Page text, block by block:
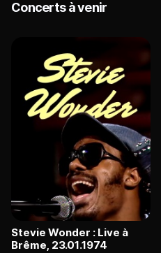
Concerts à venir
Stevie Wonder : Live à
Brême, 23.01.1974